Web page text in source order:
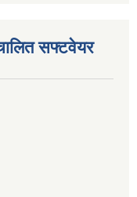
सफ्टवेयर